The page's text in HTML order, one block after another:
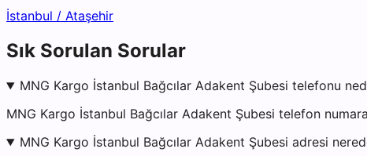
İstanbul / Ataşehir
Sık Sorulan Sorular
MNG Kargo İstanbul Bağcılar Adakent Şubesi telefonu
MNG Kargo İstanbul Bağcılar Adakent Şubesi telefon
MNG Kargo İstanbul Bağcılar Adakent Şubesi adresi